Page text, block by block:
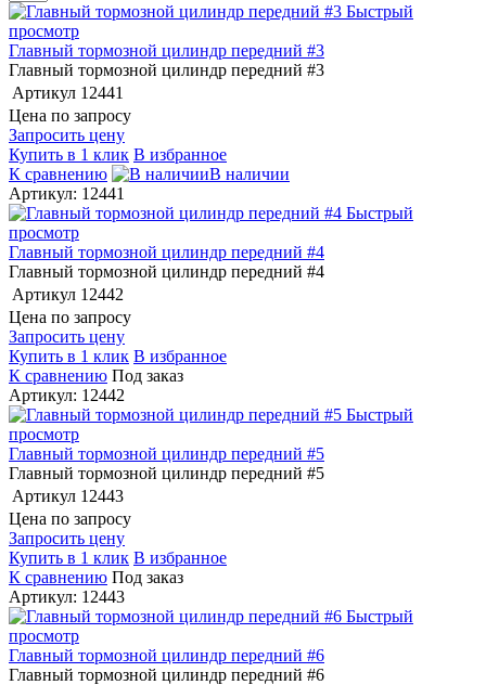
Быстрый
просмотр
Главный тормозной цилиндр передний #3
Главный тормозной цилиндр передний #3
Артикул 12441
Цена по запросу
Запросить цену
Купить в 1 клик В избранное
К сравнению
В наличии
Артикул: 12441
Быстрый
просмотр
Главный тормозной цилиндр передний #4
Главный тормозной цилиндр передний #4
Артикул 12442
Цена по запросу
Запросить цену
Купить в 1 клик В избранное
К сравнению Под заказ
Артикул: 12442
Быстрый
просмотр
Главный тормозной цилиндр передний #5
Главный тормозной цилиндр передний #5
Артикул 12443
Цена по запросу
Запросить цену
Купить в 1 клик В избранное
К сравнению Под заказ
Артикул: 12443
Быстрый
просмотр
Главный тормозной цилиндр передний #6
Главный тормозной цилиндр передний #6